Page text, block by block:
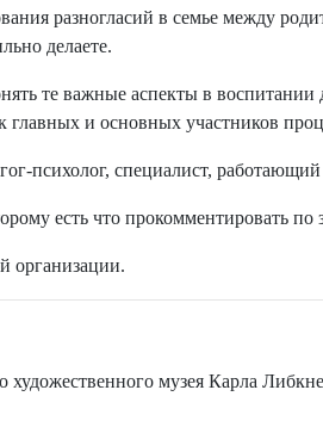
разногласий в семье между
делаете.
те важные аспекты в воспитании
главных и основных участников
психолог, специалист, работающий
есть что прокомментировать по
организации.
художественного музея Карла